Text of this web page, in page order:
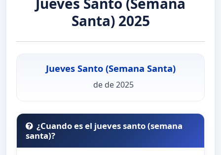
Santa) 2025
Jueves Santo (Semana Santa)
de de 2025
¿Cuando es el jueves santo (semana
santa)?